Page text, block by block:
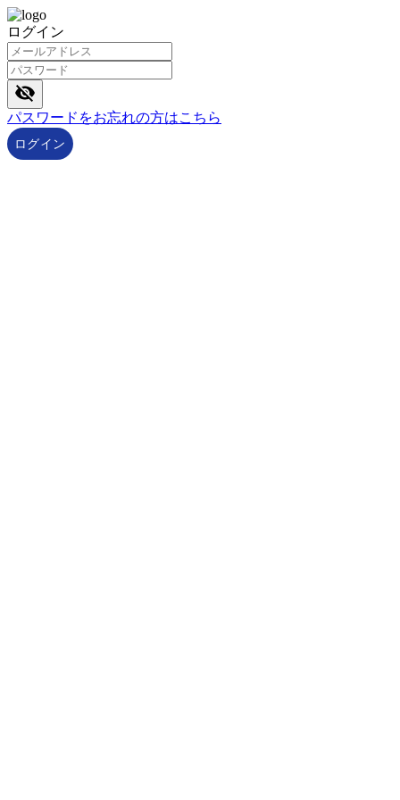
ログイン
パスワードをお忘れの方はこちら
ログイン